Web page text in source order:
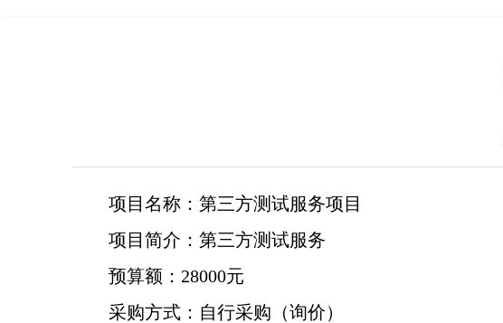
项目名称：第三方测试服务项目
项目简介：第三方测试服务
预算额：28000元
采购方式：自行采购（询价）